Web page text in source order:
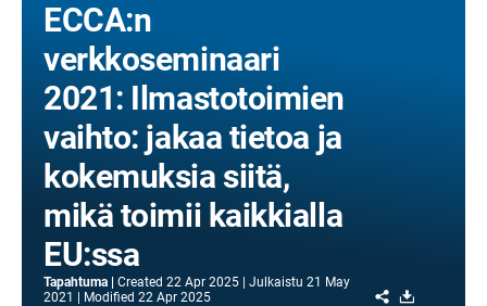
ECCA:n
verkkoseminaari
2021: Ilmastotoimien
vaihto: jakaa tietoa ja
kokemuksia siitä,
mikä toimii kaikkialla
EU:ssa
Tapahtuma Created 22 Apr 2025 Julkaistu 21 May
2021
Modified 22 Apr 2025 Share